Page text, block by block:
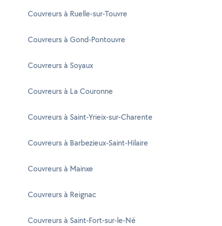
Couvreurs à Ruelle-sur-Touvre
Couvreurs à Gond-Pontouvre
Couvreurs à Soyaux
Couvreurs à La Couronne
Couvreurs à Saint-Yrieix-sur-Charente
Couvreurs à Barbezieux-Saint-Hilaire
Couvreurs à Mainxe
Couvreurs à Reignac
Couvreurs à Saint-Fort-sur-le-Né